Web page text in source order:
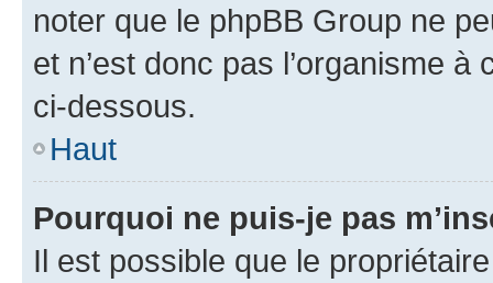
noter que le phpBB Group ne
et n’est donc pas l’organisme
ci-dessous.
Haut
Pourquoi ne puis-je pas
Il est possible que le